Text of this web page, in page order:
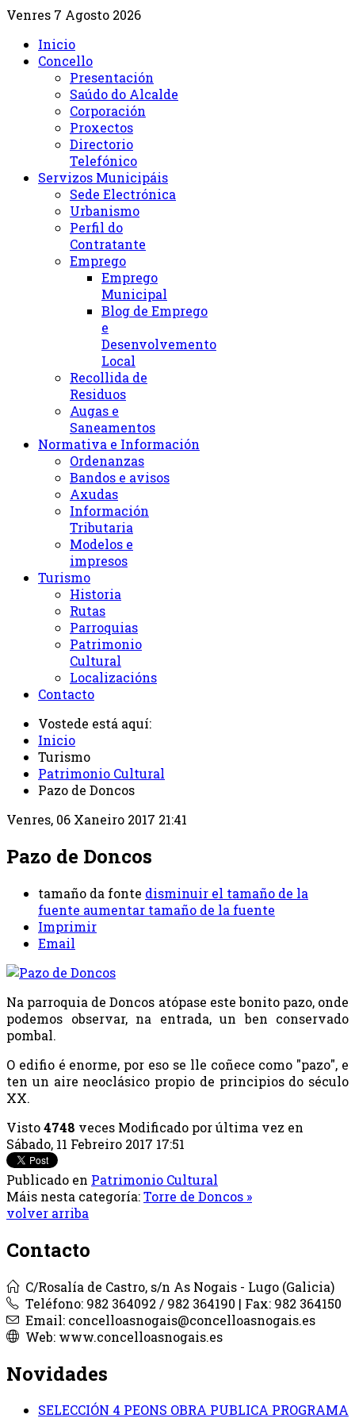
Venres 7 Agosto 2026
Inicio
Concello
Presentación
Saúdo do Alcalde
Corporación
Proxectos
Directorio
Telefónico
Servizos Municipáis
Sede Electrónica
Urbanismo
Perfil do
Contratante
Emprego
Emprego
Municipal
Blog de Emprego
e
Desenvolvemento
Local
Recollida de
Residuos
Augas e
Saneamentos
Normativa e Información
Ordenanzas
Bandos e avisos
Axudas
Información
Tributaria
Modelos e
impresos
Turismo
Historia
Rutas
Parroquias
Patrimonio
Cultural
Localizacións
Contacto
Vostede está aquí:
Inicio
Turismo
Patrimonio Cultural
Pazo de Doncos
Venres, 06 Xaneiro 2017 21:41
Pazo de Doncos
tamaño da fonte disminuir el tamaño de la
fuente aumentar tamaño de la fuente
Imprimir
Email
Na parroquia de Doncos atópase este bonito pazo, onde
podemos observar, na entrada, un ben conservado
pombal.
O edifio é enorme, por eso se lle coñece como "pazo", e
ten un aire neoclásico propio de principios do século
XX.
Visto4748 veces Modificado por última vez en
Sábado, 11 Febreiro 2017 17:51
Publicado en Patrimonio Cultural
Máis nesta categoría:Torre de Doncos »
volver arriba
Contacto
C/Rosalía de Castro, s/n As Nogais - Lugo (Galicia)
Teléfono: 982 364092 / 982 364190 | Fax: 982 364150
Email: concelloasnogais@concelloasnogais.es
Web: www.concelloasnogais.es
Novidades
SELECCIÓN 4 PEONS OBRA PUBLICA PROGRAMA